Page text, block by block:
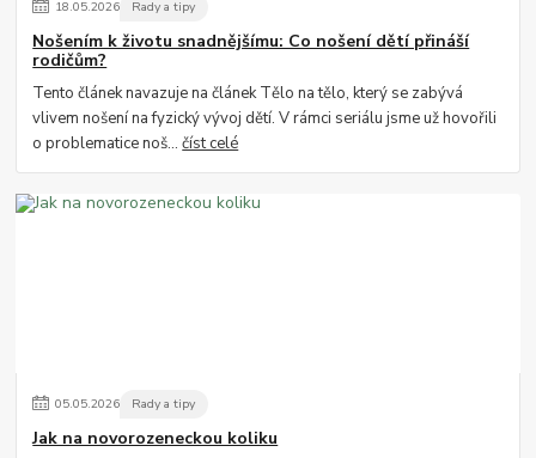
18.05.2026 Rady a tipy
Nošením k životu snadnějšímu: Co nošení dětí přináší
rodičům?
Tento článek navazuje na článek Tělo na tělo, který se zabývá
vlivem nošení na fyzický vývoj dětí. V rámci seriálu jsme už hovořili
o problematice noš...číst celé
05.05.2026 Rady a tipy
Jak na novorozeneckou koliku